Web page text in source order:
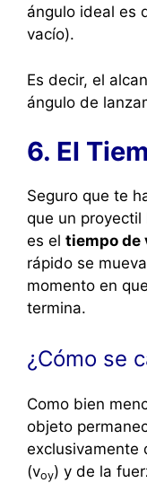
ángulo ideal es
vacío).
Es decir, el
ángulo de
6. El
Seguro que te
que un proyectil
es el tiempo de
rápido se
momento en
termina.
¿Cómo se
Como bien
objeto
exclusivamente
(voy) y de la